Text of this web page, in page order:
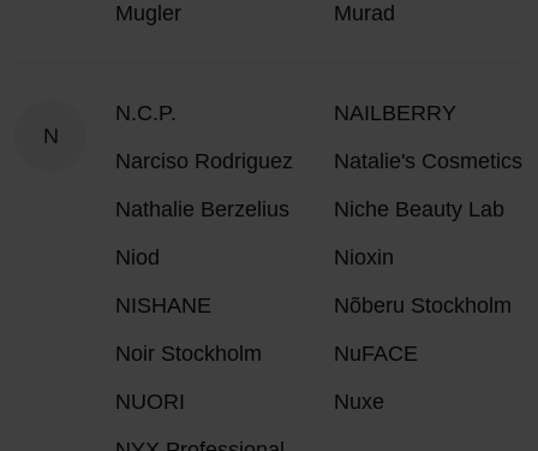
Mugler
Murad
N
N.C.P.
NAILBERRY
Narciso Rodriguez
Natalie's Cosmetics
Nathalie Berzelius
Niche Beauty Lab
Niod
Nioxin
NISHANE
Nõberu Stockholm
Noir Stockholm
NuFACE
NUORI
Nuxe